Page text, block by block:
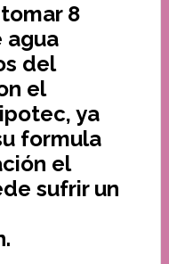
8
agua
del
el
ya
formula
el
sufrir un